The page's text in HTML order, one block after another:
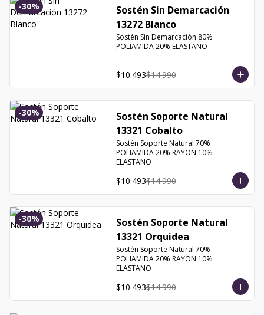
-30%
Sostén Sin Demarcación
13272 Blanco
Sostén Sin Demarcación 80%
POLIAMIDA 20% ELASTANO
$10.493$14.990
-30%
Sostén Soporte Natural
13321 Cobalto
Sostén Soporte Natural 70%
POLIAMIDA 20% RAYON 10%
ELASTANO
$10.493$14.990
-30%
Sostén Soporte Natural
13321 Orquidea
Sostén Soporte Natural 70%
POLIAMIDA 20% RAYON 10%
ELASTANO
$10.493$14.990